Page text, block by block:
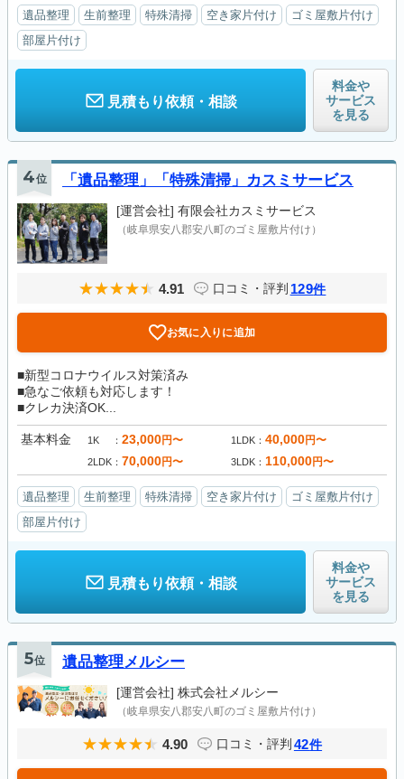
遺品整理 生前整理 特殊清掃 空き家片付け
ゴミ屋敷片付け
部屋片付け
見積もり依頼・相談
料金や
サービス
を見る
4位 「遺品整理」「特殊清掃」カスミサービス
[運営会社] 有限会社カスミサービス
（岐阜県安八郡安八町のゴミ屋敷片付け）
4.91 口コミ・評判 129件
お気に入りに追加
■新型コロナウイルス対策済み
■急なご依頼も対応します！
■クレカ決済OK...
基本料金 1K 23,000円〜 1LDK 40,000円〜
2LDK 70,000円〜 3LDK 110,000円〜
遺品整理 生前整理 特殊清掃 空き家片付け
ゴミ屋敷片付け
部屋片付け
見積もり依頼・相談
料金や
サービス
を見る
5位 遺品整理メルシー
[運営会社] 株式会社メルシー
（岐阜県安八郡安八町のゴミ屋敷片付け）
4.90 口コミ・評判 42件